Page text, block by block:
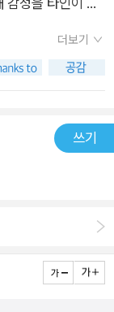
해 자신의 내면
다. 이는 독자들
다.책 속의 이야기
과 더욱 깊이 교
솔직하게 드러내
가의 진솔한 문
울림을 전합니다.
하여금 자신의 삶
니다. 이는 단순한
니픽션의 소설가
가의 이야기를 그
픽션으로 그려본
관적인 리뷰입니
도 있기 때문에
으므로 때로는 눈
박탈당할 수 없
그러한 감정을 순
니 그것마저 온전
아웃 2‘에서 이런
드는 건가 봐.”기쁨
언가가 줄어든다
더보기
쓰기